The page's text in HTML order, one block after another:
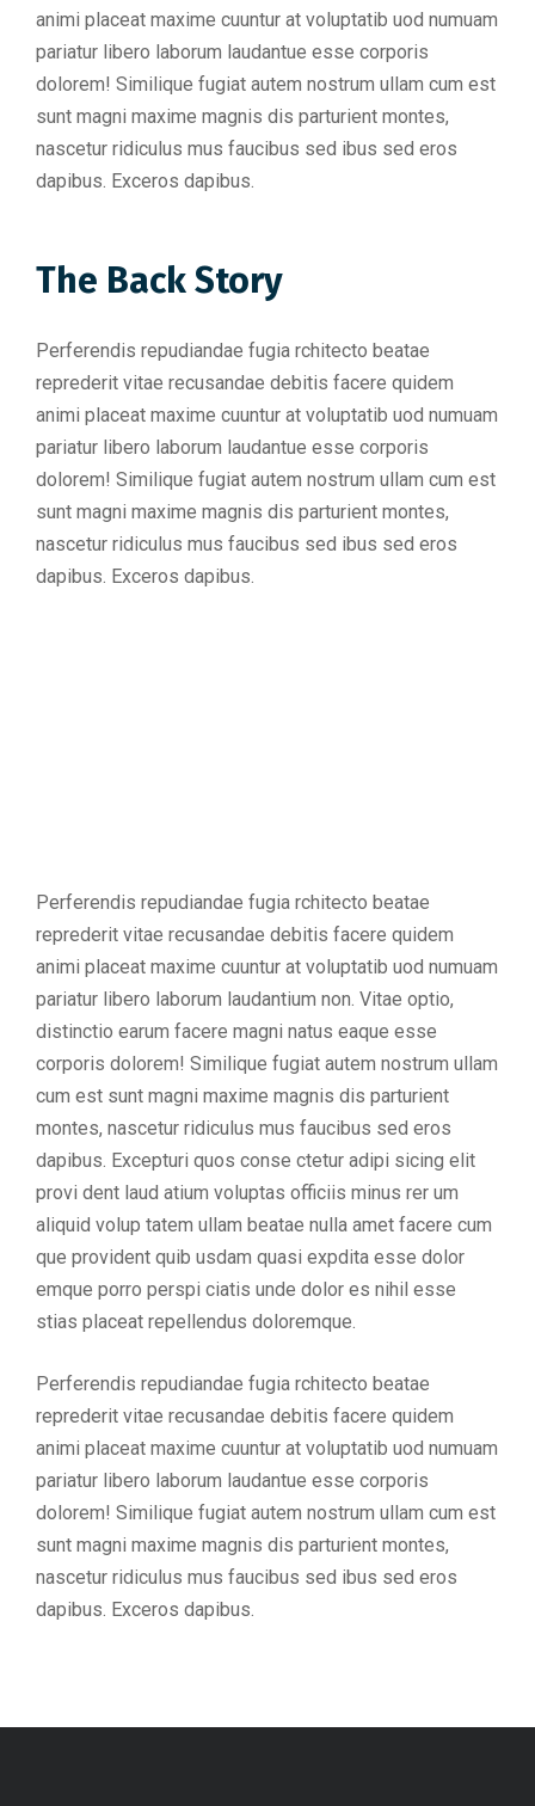
animi placeat maxime cuuntur at voluptatib uod numuam
pariatur libero laborum laudantue esse corporis
dolorem! Similique fugiat autem nostrum ullam cum est
sunt magni maxime magnis dis parturient montes,
nascetur ridiculus mus faucibus sed ibus sed eros
dapibus. Exceros dapibus.
The Back Story
Perferendis repudiandae fugia rchitecto beatae
reprederit vitae recusandae debitis facere quidem
animi placeat maxime cuuntur at voluptatib uod numuam
pariatur libero laborum laudantue esse corporis
dolorem! Similique fugiat autem nostrum ullam cum est
sunt magni maxime magnis dis parturient montes,
nascetur ridiculus mus faucibus sed ibus sed eros
dapibus. Exceros dapibus.
Perferendis repudiandae fugia rchitecto beatae
reprederit vitae recusandae debitis facere quidem
animi placeat maxime cuuntur at voluptatib uod numuam
pariatur libero laborum laudantium non. Vitae optio,
distinctio earum facere magni natus eaque esse
corporis dolorem! Similique fugiat autem nostrum ullam
cum est sunt magni maxime magnis dis parturient
montes, nascetur ridiculus mus faucibus sed eros
dapibus. Excepturi quos conse ctetur adipi sicing elit
provi dent laud atium voluptas officiis minus rer um
aliquid volup tatem ullam beatae nulla amet facere cum
que provident quib usdam quasi expdita esse dolor
emque porro perspi ciatis unde dolor es nihil esse
stias placeat repellendus doloremque.
Perferendis repudiandae fugia rchitecto beatae
reprederit vitae recusandae debitis facere quidem
animi placeat maxime cuuntur at voluptatib uod numuam
pariatur libero laborum laudantue esse corporis
dolorem! Similique fugiat autem nostrum ullam cum est
sunt magni maxime magnis dis parturient montes,
nascetur ridiculus mus faucibus sed ibus sed eros
dapibus. Exceros dapibus.